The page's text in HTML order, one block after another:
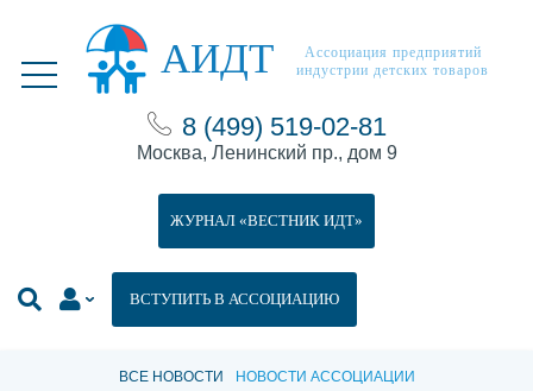
АИДТ
Ассоциация предприятий
индустрии детских товаров
8 (499) 519-02-81
Москва, Ленинский пр., дом 9
ВСТУПИТЬ В АССОЦИАЦИЮ
ЖУРНАЛ «ВЕСТНИК ИДТ»
ВСЕ НОВОСТИ
НОВОСТИ АССОЦИАЦИИ